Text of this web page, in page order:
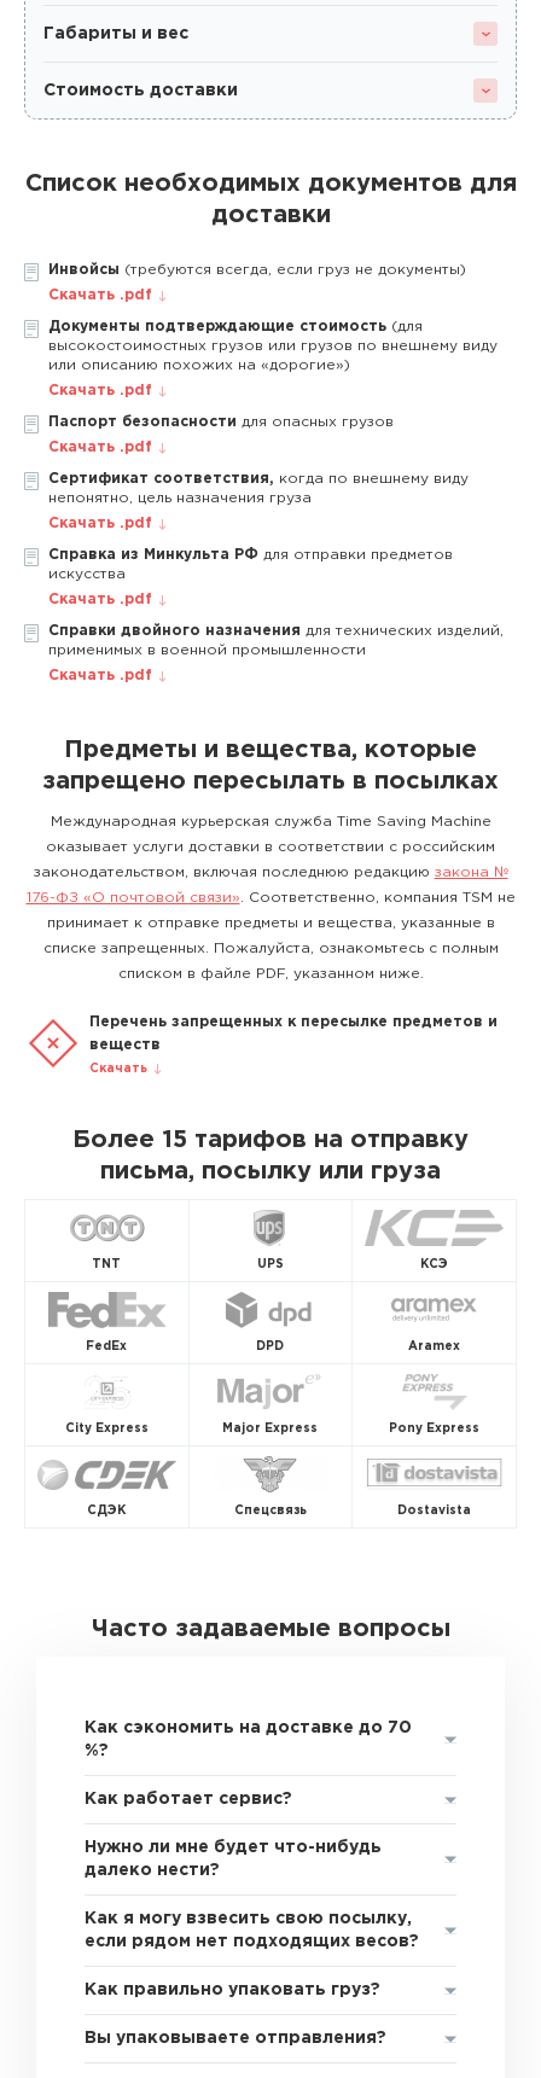
Габариты и вес
Стоимость доставки
Список необходимых документов для
доставки
Инвойсы (требуются всегда, если груз не документы)
Скачать .pdf
Документы подтверждающие стоимость (для
высокостоимостных грузов или грузов по внешнему виду
или описанию похожих на «дорогие»)
Скачать .pdf
Паспорт безопасности для опасных грузов
Скачать .pdf
Сертификат соответствия, когда по внешнему виду
непонятно, цель назначения груза
Скачать .pdf
Справка из Минкульта РФ для отправки предметов
искусства
Скачать .pdf
Справки двойного назначения для технических изделий,
применимых в военной промышленности
Скачать .pdf
Предметы и вещества, которые
запрещено пересылать в посылках
Международная курьерская служба Time Saving Machine
оказывает услуги доставки в соответствии с российским
законодательством, включая последнюю редакцию закона №
176-ФЗ «О почтовой связи» . Соответственно, компания TSM не
принимает к отправке предметы и вещества, указанные в
списке запрещенных. Пожалуйста, ознакомьтесь с полным
списком в файле PDF, указанном ниже.
Перечень запрещенных к пересылке предметов и
веществ
Скачать
Более 15 тарифов на отправку
письма, посылку или груза
TNT UPS КСЭ
FedEx DPD Aramex
City Express Major Express Pony Express
СДЭК Спецсвязь Dostavista
Часто задаваемые вопросы
Как сэкономить на доставке до 70
%?
Как работает сервис?
Нужно ли мне будет что-нибудь
далеко нести?
Как я могу взвесить свою посылку,
если рядом нет подходящих весов?
Как правильно упаковать груз?
Вы упаковываете отправления?